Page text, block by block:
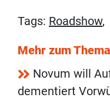
Tags: Roadshow,
Mehr zum Thema
Novum will
dementiert